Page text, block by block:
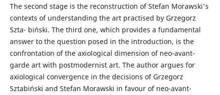
The second stage is the reconstruction of Stefan Morawski's
contexts of understanding the art practised by Grzegorz
Szta- biński. The third one, which provides a fundamental
answer to the question posed in the introduction, is the
confrontation of the axiological dimension of neo-avant-
garde art with postmodernist art. The author argues for
axiological convergence in the decisions of Grzegorz
Sztabiński and Stefan Morawski in favour of neo-avant-